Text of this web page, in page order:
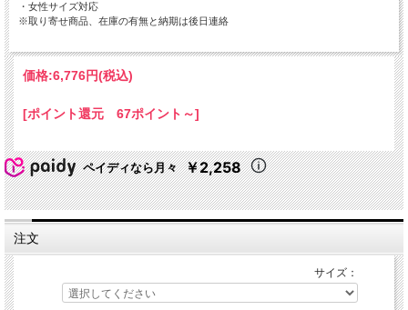
・女性サイズ対応
※取り寄せ商品、在庫の有無と納期は後日連絡
価格:6,776円(税込)
[ポイント還元 67ポイント～]
ペイディなら月々 ￥2,258
注文
サイズ：